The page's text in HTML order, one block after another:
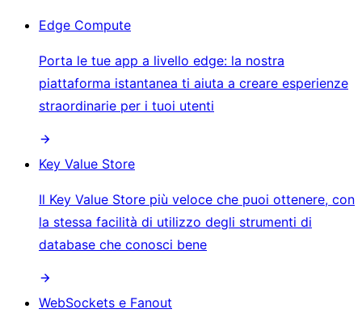
Edge Compute
Porta le tue app a livello edge: la nostra
piattaforma istantanea ti aiuta a creare esperienze
straordinarie per i tuoi utenti
Key Value Store
Il Key Value Store più veloce che puoi ottenere, con
la stessa facilità di utilizzo degli strumenti di
database che conosci bene
WebSockets e Fanout